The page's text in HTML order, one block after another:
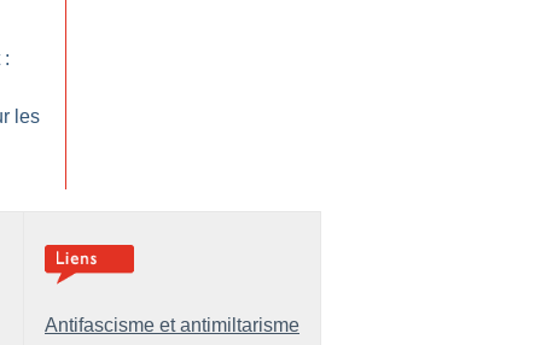
:
les
Antifascisme et antimiltarisme